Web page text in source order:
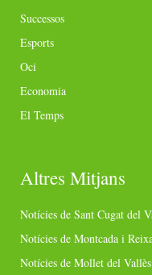
Successos
Esports
Oci
Economia
El Temps
Altres Mitjans
Notícies de Sant Cugat del
Notícies de Montcada i
Notícies de Mollet del Vallès